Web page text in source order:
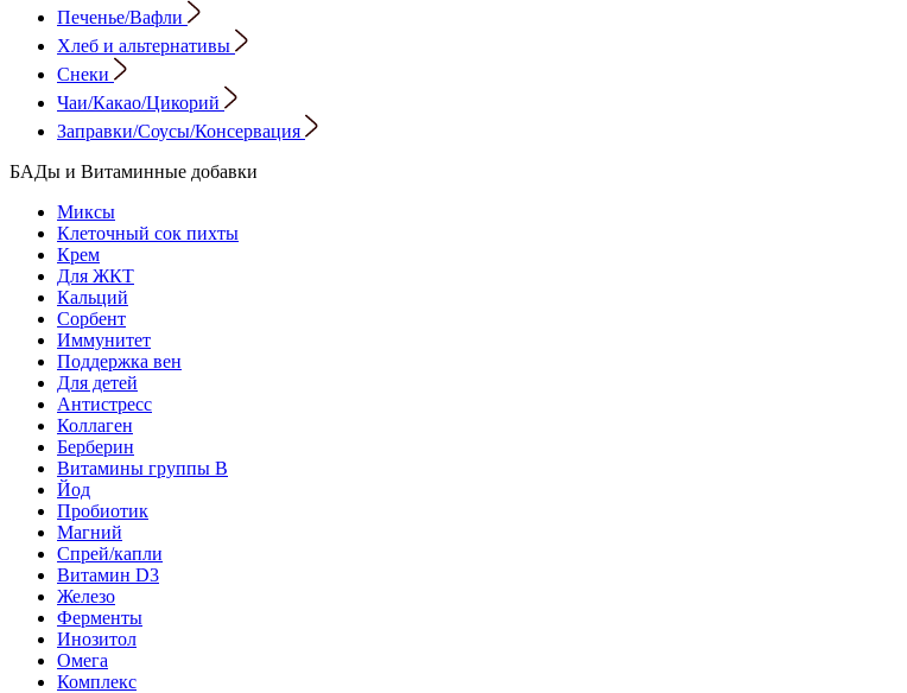
Печенье/Вафли
Хлеб и альтернативы
Снеки
Чаи/Какао/Цикорий
Заправки/Соусы/Консервация
БАДы и Витаминные добавки
Миксы
Клеточный сок пихты
Крем
Для ЖКТ
Кальций
Сорбент
Иммунитет
Поддержка вен
Для детей
Антистресс
Коллаген
Берберин
Витамины группы B
Йод
Пробиотик
Магний
Спрей/капли
Витамин D3
Железо
Ферменты
Инозитол
Омега
Комплекс